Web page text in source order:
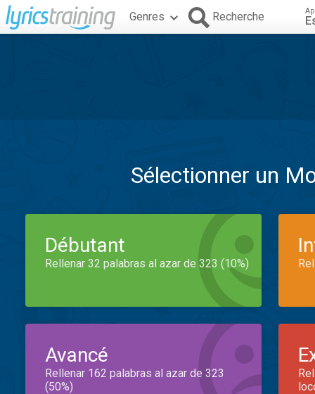
Genres Recherche
Sélectionner un
Débutant
Rellenar 32 palabras al azar de 323 (10%)
Avancé
Rellenar 162 palabras al azar de 323
(50%)